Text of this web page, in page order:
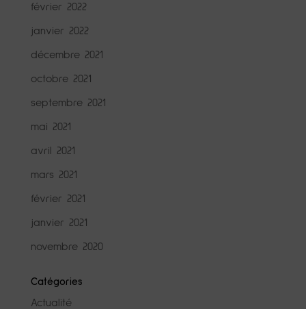
février 2022
janvier 2022
décembre 2021
octobre 2021
septembre 2021
mai 2021
avril 2021
mars 2021
février 2021
janvier 2021
novembre 2020
Catégories
Actualité